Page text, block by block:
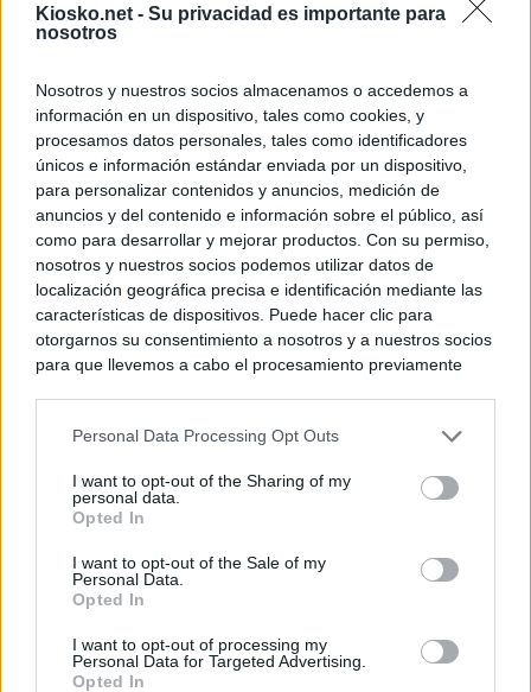
Kiosko.net - Su privacidad es importante para
nosotros
Nosotros y nuestros socios almacenamos o accedemos a
información en un dispositivo, tales como cookies, y
procesamos datos personales, tales como identificadores
únicos e información estándar enviada por un dispositivo,
para personalizar contenidos y anuncios, medición de
anuncios y del contenido e información sobre el público, así
como para desarrollar y mejorar productos. Con su permiso,
nosotros y nuestros socios podemos utilizar datos de
localización geográfica precisa e identificación mediante las
características de dispositivos. Puede hacer clic para
otorgarnos su consentimiento a nosotros y a nuestros socios
para que llevemos a cabo el procesamiento previamente
negar su consentimiento. Tenga en cuenta que algún
de su consentimiento, pero usted tiene el derecho de
rechazar tal procesamiento. Sus preferencias se aplicarán
cualquier momento entrando de nuevo en este sitio web o
visitando nuestra política de privacidad.
Personal Data Processing Opt Outs
I want to opt-out of the Sharing of my
personal data.
Opted In
I want to opt-out of the Sale of my
Personal Data.
Opted In
I want to opt-out of processing my
Personal Data for Targeted Advertising.
Opted In